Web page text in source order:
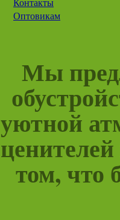
Оптовикам
Мы
уютной
том, что